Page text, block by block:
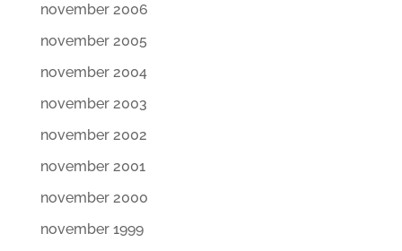
november 2006
november 2005
november 2004
november 2003
november 2002
november 2001
november 2000
november 1999